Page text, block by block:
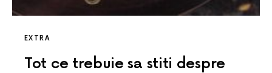
EXTRA
Tot ce trebuie sa stiti despre